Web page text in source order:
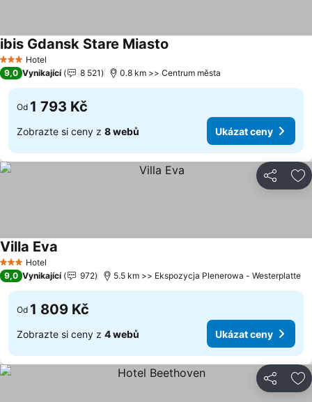
3 Počet hvězdiček
Hotel
ibis Gdansk Stare Miasto
9,0 Vynikající 8 521 0.8 km >> Centrum města
Od 1 793 Kč
Zobrazte si ceny z 8 webů Ukázat ceny
Sdílet
3 Počet hvězdiček
Hotel
Villa Eva
9,0 Vynikající 972 5.5 km >> Ekspozycja Plenerowa - Westerplatte
Od 1 809 Kč
Zobrazte si ceny z 4 webů Ukázat ceny
Sdílet